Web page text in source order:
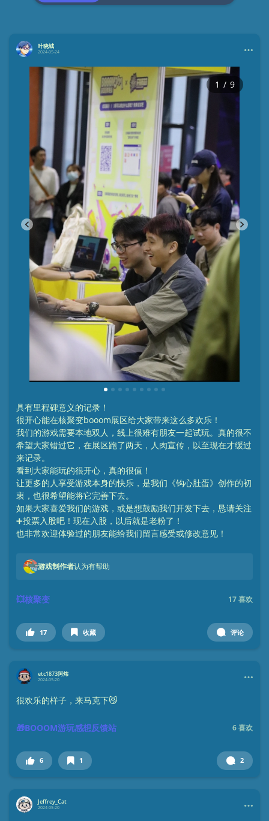
叶晓城
2024-05-24
1 2 3 4 5 6 7 8 9
1 / 9
具有里程碑意义的记录！
很开心能在核聚变booom展区给大家带来这么多欢乐！
我们的游戏需要本地双人，线上很难有朋友一起试玩。真的很不
希望大家错过它，在展区跑了两天，人肉宣传，以至现在才缓过
来记录。
看到大家能玩的很开心，真的很值！
让更多的人享受游戏本身的快乐，是我们《钩心肚蛋》创作的初
衷，也很希望能将它完善下去。
如果大家喜爱我们的游戏，或是想鼓励我们开发下去，恳请关注
➕投票入股吧！现在入股，以后就是老粉了！
也非常欢迎体验过的朋友能给我们留言感受或修改意见！
游戏制作者认为有帮助
💥核聚变 17喜欢
17 收藏 评论
etc1873阿炜
2024-05-20
很欢乐的样子，来马克下😼
🎁BOOOM游玩感想反馈站 6喜欢
6 1 2
Jeffrey_Cat
2024-05-20